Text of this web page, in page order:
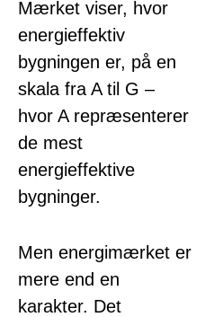
Mærket viser, hvor
energieffektiv
bygningen er, på en
skala fra A til G –
hvor A repræsenterer
de mest
energieffektive
bygninger.
Men energimærket er
mere end en
karakter. Det